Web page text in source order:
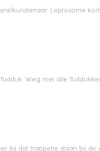
Leptosome
Weg met alle
bij dat trappetje staan bij de